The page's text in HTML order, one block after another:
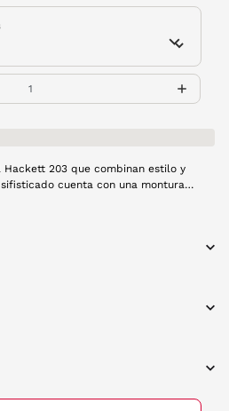
Hackett 203 que combinan estilo y
cuenta con una montura
estilo. Perfectas para